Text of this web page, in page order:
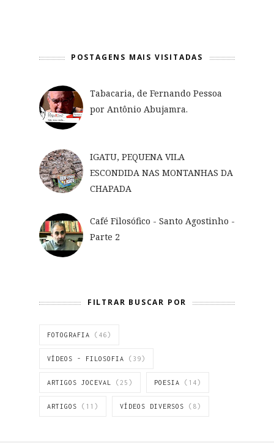
POSTAGENS MAIS VISITADAS
Tabacaria, de Fernando Pessoa
por Antônio Abujamra.
IGATU, PEQUENA VILA
ESCONDIDA NAS MONTANHAS DA
CHAPADA
Café Filosófico - Santo Agostinho -
Parte 2
FILTRAR BUSCAR POR
FOTOGRAFIA (46)
VÍDEOS - FILOSOFIA (39)
ARTIGOS JOCEVAL (25) POESIA (14)
ARTIGOS (11) VÍDEOS DIVERSOS (8)